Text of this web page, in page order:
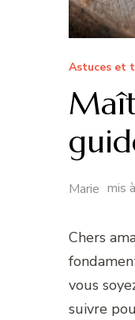
Astuces et
Marie mis
Chers
vous
suivre